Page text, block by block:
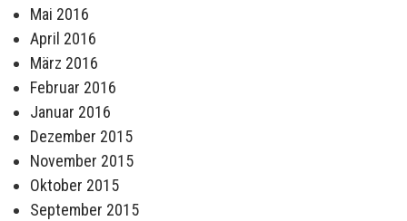
Mai 2016
April 2016
März 2016
Februar 2016
Januar 2016
Dezember 2015
November 2015
Oktober 2015
September 2015